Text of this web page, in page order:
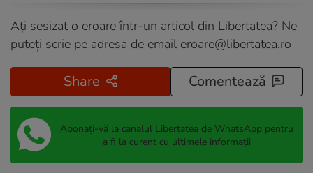
Ați sesizat o eroare într-un articol din Libertatea? Ne
puteți scrie pe adresa de email eroare@libertatea.ro
Share Comentează
Abonați-vă la canalul Libertatea de WhatsApp pentru
a fi la curent cu ultimele informații